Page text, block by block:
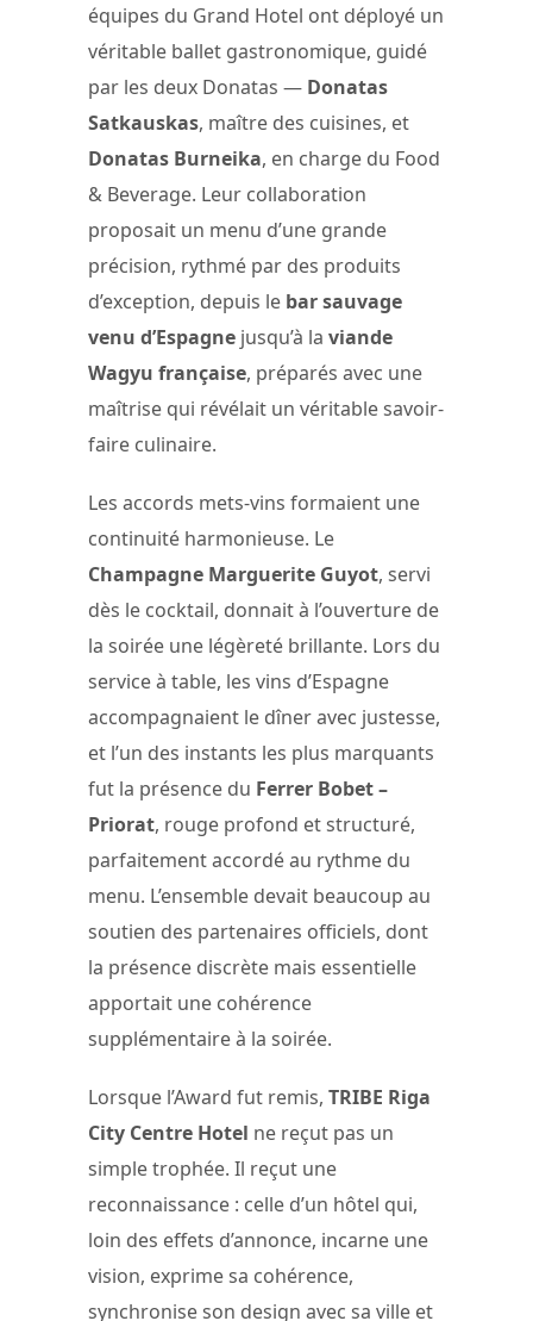
équipes du Grand Hotel ont déployé un
véritable ballet gastronomique, guidé
par les deux Donatas — Donatas
Satkauskas, maître des cuisines, et
Donatas Burneika, en charge du Food
& Beverage. Leur collaboration
proposait un menu d’une grande
précision, rythmé par des produits
d’exception, depuis le bar sauvage
venu d’Espagne jusqu’à la viande
Wagyu française, préparés avec une
maîtrise qui révélait un véritable savoir-
faire culinaire.
Les accords mets-vins formaient une
continuité harmonieuse. Le
Champagne Marguerite Guyot, servi
dès le cocktail, donnait à l’ouverture de
la soirée une légèreté brillante. Lors du
service à table, les vins d’Espagne
accompagnaient le dîner avec justesse,
et l’un des instants les plus marquants
fut la présence du Ferrer Bobet –
Priorat, rouge profond et structuré,
parfaitement accordé au rythme du
menu. L’ensemble devait beaucoup au
soutien des partenaires officiels, dont
la présence discrète mais essentielle
apportait une cohérence
supplémentaire à la soirée.
Lorsque l’Award fut remis, TRIBE Riga
City Centre Hotel ne reçut pas un
simple trophée. Il reçut une
reconnaissance : celle d’un hôtel qui,
loin des effets d’annonce, incarne une
vision, exprime sa cohérence,
synchronise son design avec sa ville et